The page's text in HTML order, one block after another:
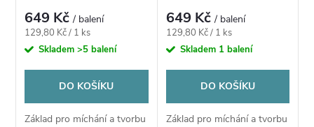
649 Kč/ balení
Měrná
cena:
129,80 Kč / 1 ks
Skladem>5 balení
DO KOŠÍKU
Základ pro míchání a tvorbu
649 Kč/ balení
Měrná
cena:
129,80 Kč / 1 ks
Skladem 1 balení
DO KOŠÍKU
Základ pro míchání a tvorbu